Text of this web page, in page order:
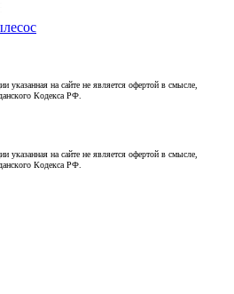
указанная на сайте не является офертой в смысле,
Кодекса РФ.
указанная на сайте не является офертой в смысле,
Кодекса РФ.